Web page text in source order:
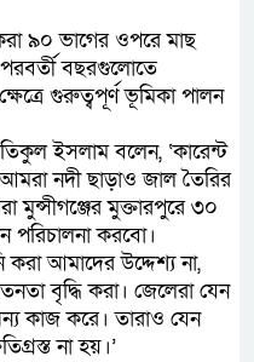
৯০ ভাগের ওপরে মাছ
বছরগুলোতে
গুরুত্বপূর্ণ ভূমিকা পালন
ইসলাম বলেন, ‘কারেন্ট
নদী ছাড়াও জাল তৈরির
মুন্সীগঞ্জের মুক্তারপুরে ৩০
পরিচালনা করবো।
করা আমাদের উদ্দেশ্য না,
বৃদ্ধি করা। জেলেরা যেন
কাজ করে। তারাও যেন
না হয়।’